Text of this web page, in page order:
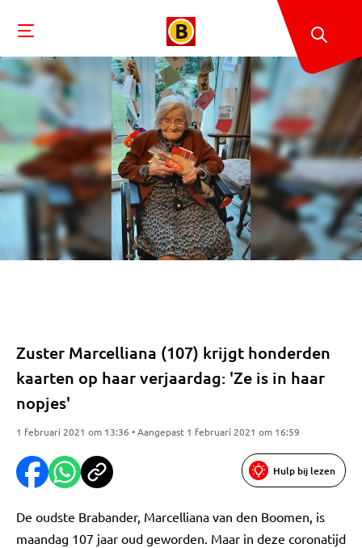
Zuster Marcelliana (107) krijgt honderden
kaarten op haar verjaardag: 'Ze is in haar
nopjes'
1 februari 2021 om 13:36 • Aangepast 1 februari 2021 om 16:59
Hulp bij lezen
De oudste Brabander, Marcelliana van den Boomen, is
maandag 107 jaar oud geworden. Maar in deze coronatijd